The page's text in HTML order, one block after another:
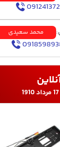
محمد سعیدی